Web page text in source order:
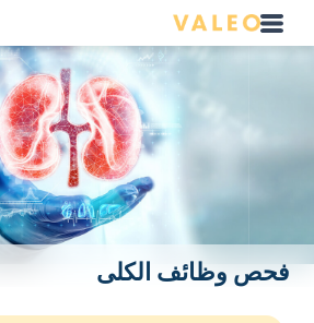
فحص وظائف الكلى